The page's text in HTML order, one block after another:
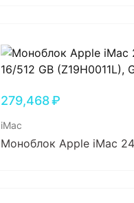
279,468₽
iMac
Моноблок Apple iMac